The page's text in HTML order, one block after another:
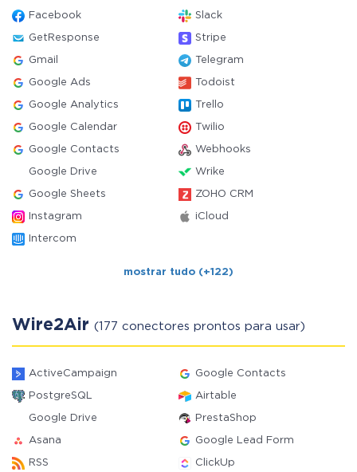
Facebook Slack
GetResponse Stripe
Gmail Telegram
Google Ads Todoist
Google Analytics Trello
Google Calendar Twilio
Google Contacts Webhooks
Google Drive Wrike
Google Sheets ZOHO CRM
Instagram iCloud
Intercom
mostrar tudo (+122)
Wire2Air (177 conectores prontos para usar)
ActiveCampaign Google Contacts
PostgreSQL Airtable
Google Drive PrestaShop
Asana Google Lead Form
RSS ClickUp